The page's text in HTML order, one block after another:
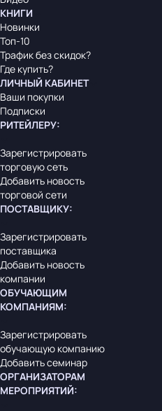
КНИГИ
Новинки
Топ-10
Трафик без скидок?
Где купить?
ЛИЧНЫЙ КАБИНЕТ
Ваши покупки
Подписки
РИТЕЙЛЕРУ:
Зарегистрировать
торговую сеть
Добавить новость
торговой сети
ПОСТАВЩИКУ:
Зарегистрировать
поставщика
Добавить новость
компании
ОБУЧАЮЩИМ
КОМПАНИЯМ:
Зарегистрировать
обучающую компанию
Добавить семинар
ОРГАНИЗАТОРАМ
МЕРОПРИЯТИЙ: